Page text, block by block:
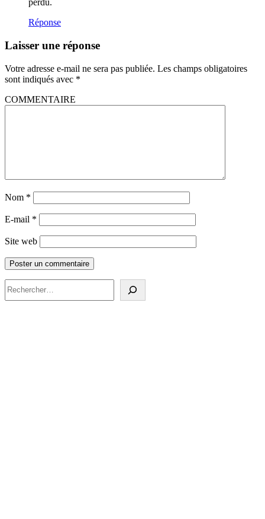
perdu.
Réponse
Laisser une réponse
Votre adresse e-mail ne sera pas publiée. Les champs obligatoires
sont indiqués avec *
COMMENTAIRE
Nom *
E-mail *
Site web